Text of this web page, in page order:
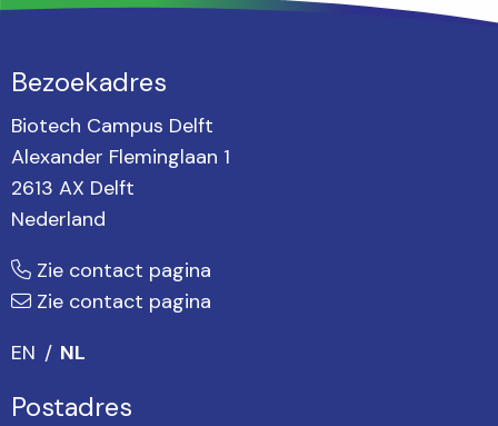
Bezoekadres
Biotech Campus Delft
Alexander Fleminglaan 1
2613 AX Delft
Nederland
Zie contact pagina
Zie contact pagina
EN
NL
Postadres